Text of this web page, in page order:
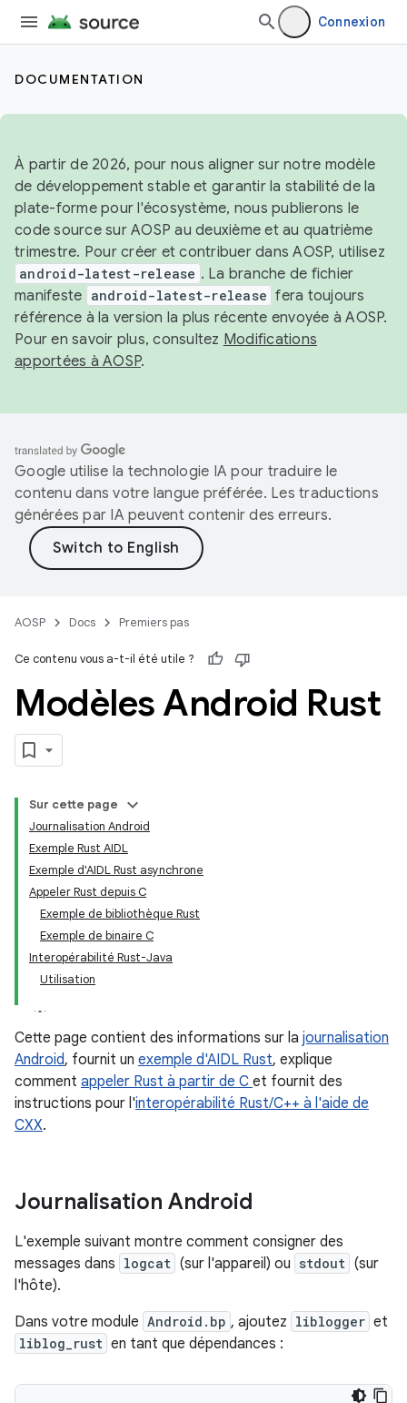
Connexion
DOCUMENTATION
À partir de 2026, pour nous aligner sur notre modèle
de développement stable et garantir la stabilité de la
plate-forme pour l'écosystème, nous publierons le
code source sur AOSP au deuxième et au quatrième
trimestre. Pour créer et contribuer dans AOSP, utilisez
android-latest-release . La branche de fichier
manifeste android-latest-release fera toujours
référence à la version la plus récente envoyée à AOSP.
Pour en savoir plus, consultez Modifications
apportées à AOSP.
Google utilise la technologie IA pour traduire le
contenu dans votre langue préférée. Les traductions
générées par IA peuvent contenir des erreurs.
AOSP Docs Premiers pas
Ce contenu vous a-t-il été utile ?
Modèles Android Rust
Sur cette page
Journalisation Android
Exemple Rust AIDL
Exemple d'AIDL Rust asynchrone
Appeler Rust depuis C
Exemple de bibliothèque Rust
Exemple de binaire C
Interopérabilité Rust-Java
Utilisation
Cette page contient des informations sur la journalisation
Android, fournit un exemple d'AIDL Rust, explique
comment appeler Rust à partir de C et fournit des
instructions pour l'interopérabilité Rust/C++ à l'aide de
CXX.
Journalisation Android
L'exemple suivant montre comment consigner des
messages dans logcat (sur l'appareil) ou stdout (sur
l'hôte).
Dans votre module Android.bp , ajoutez liblogger et
liblog_rust en tant que dépendances :